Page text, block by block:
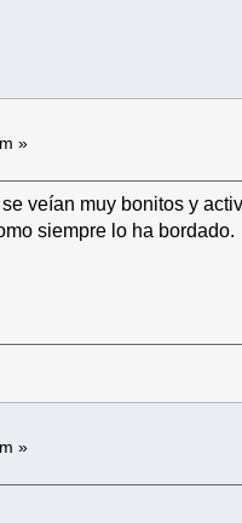
»
veían muy bonitos y
siempre lo ha bordado.
»